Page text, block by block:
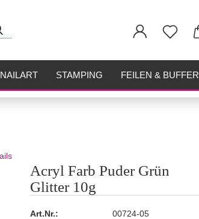
NAILART STAMPING FEILEN & BUFFER
Acryl Farb Puder Grün
Glitter 10g
Art.Nr.:
00724-05